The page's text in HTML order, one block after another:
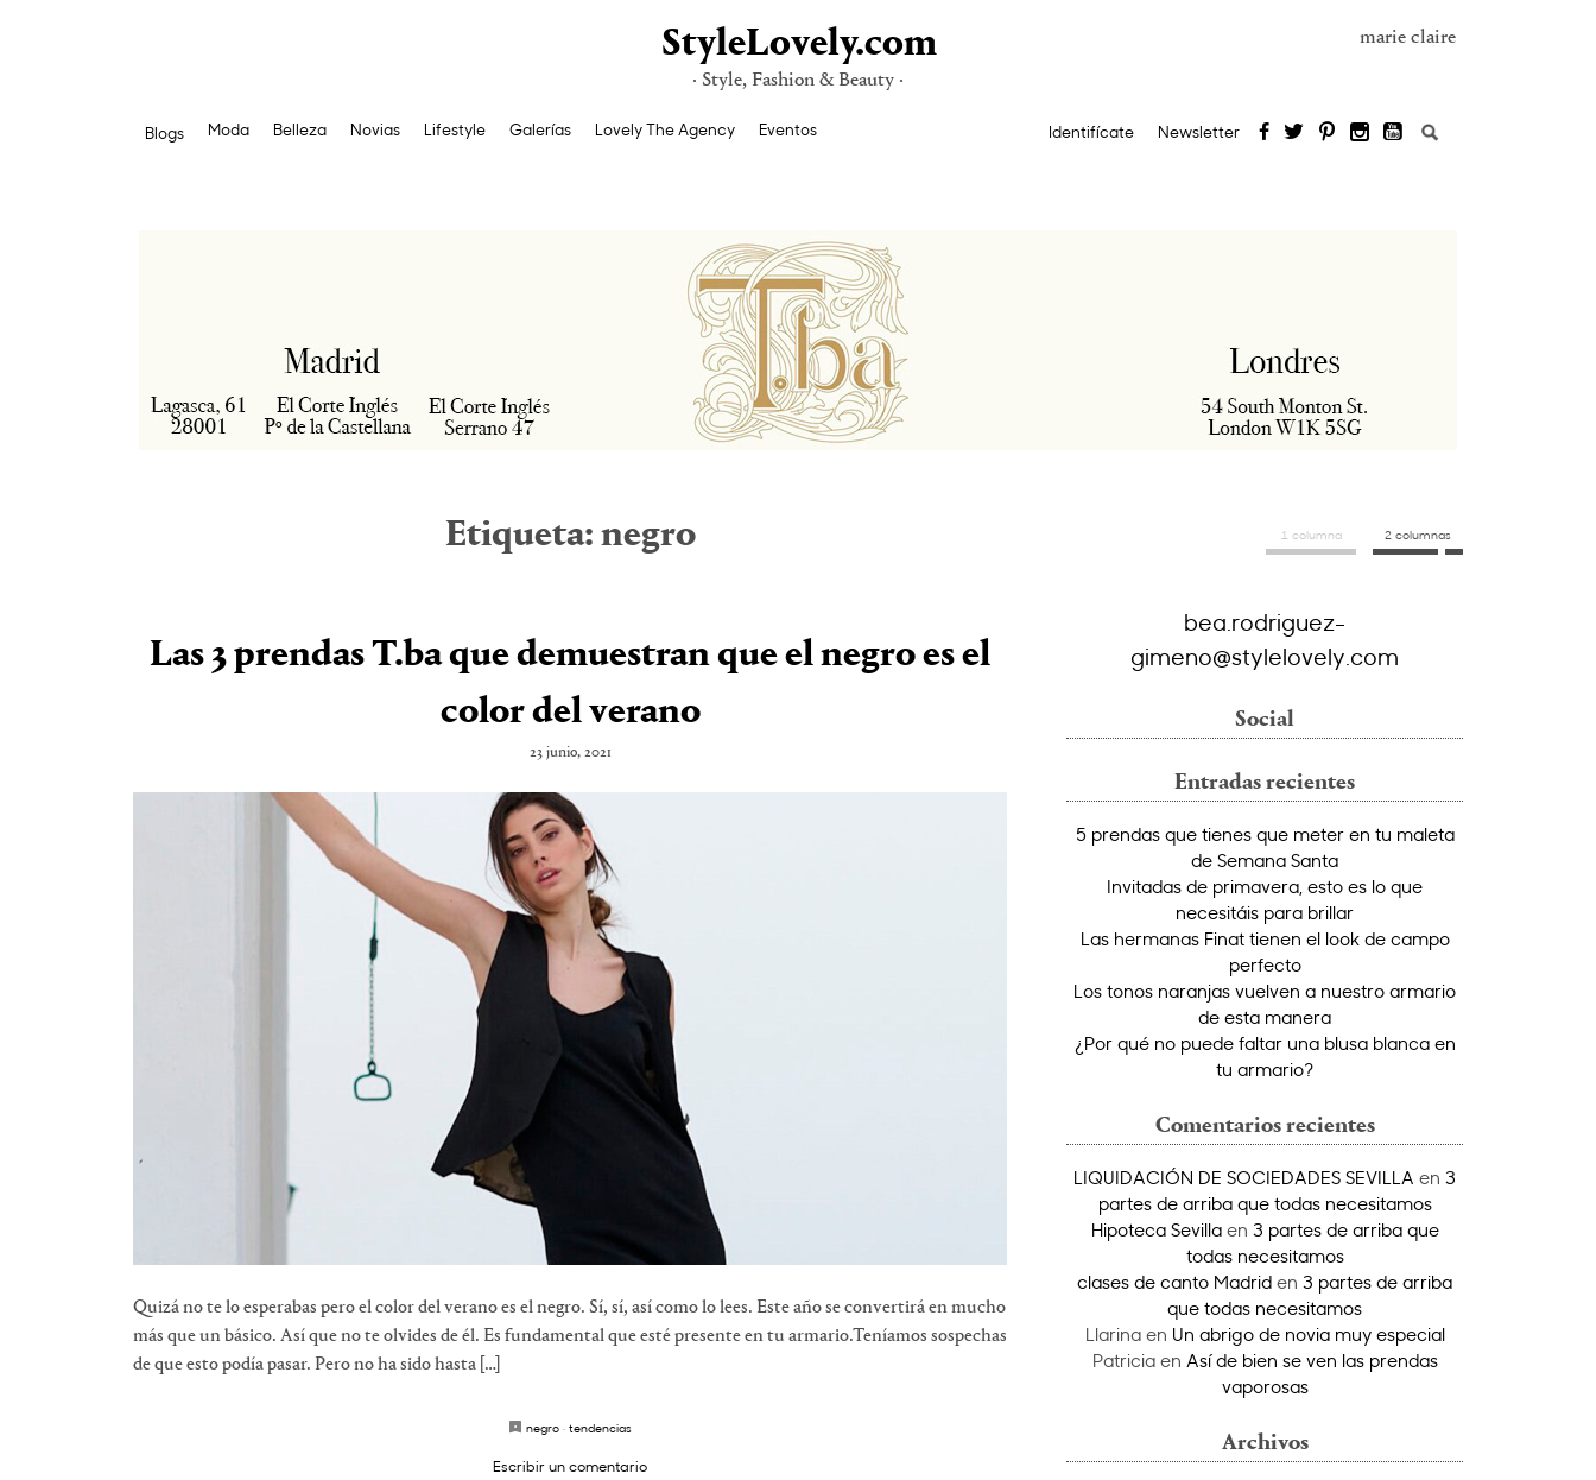
StyleLovely.com
· Style, Fashion & Beauty ·
marie claire
Blogs Moda Belleza Novias Lifestyle Galerías Lovely The Agency Eventos Identifícate Newsletter Buscar:
Etiqueta: negro
Las 3 prendas T.ba que demuestran que el negro es el
color del verano
23 junio, 2021
Quizá no te lo esperabas pero el color del verano es el negro. Sí, sí, así como lo lees. Este año se convertirá en mucho
más que un básico. Así que no te olvides de él. Es fundamental que esté presente en tu armario.Teníamos sospechas
de que esto podía pasar. Pero no ha sido hasta […]
negro · tendencias
Escribir un comentario
1 columna 2 columnas
bea.rodriguez-
gimeno@stylelovely.com
Social
Entradas recientes
5 prendas que tienes que meter en tu maleta
de Semana Santa
Invitadas de primavera, esto es lo que
necesitáis para brillar
Las hermanas Finat tienen el look de campo
perfecto
Los tonos naranjas vuelven a nuestro armario
de esta manera
¿Por qué no puede faltar una blusa blanca en
tu armario?
Comentarios recientes
LIQUIDACIÓN DE SOCIEDADES SEVILLA en 3
partes de arriba que todas necesitamos
Hipoteca Sevillaen 3 partes de arriba que
todas necesitamos
clases de canto Madrid en 3 partes de arriba
que todas necesitamos
Llarinaen Un abrigo de novia muy especial
Patriciaen Así de bien se ven las prendas
vaporosas
Archivos